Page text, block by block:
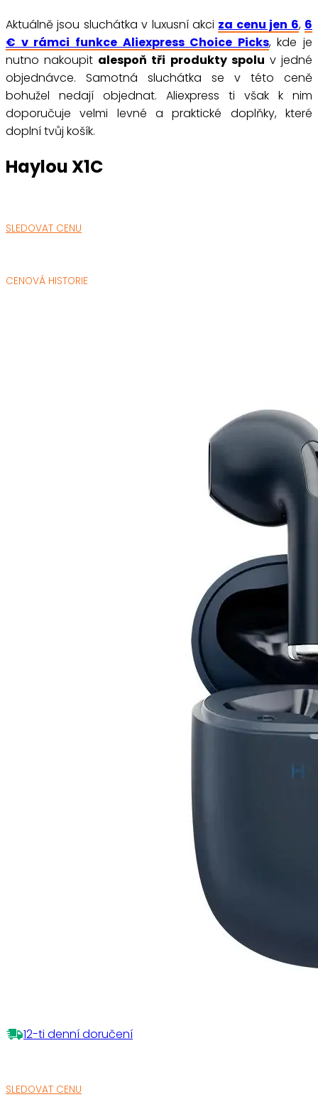
Aktuálně jsou sluchátka v luxusní akci za cenu jen 6, 6
€ v rámci funkce Aliexpress Choice Picks, kde je
nutno nakoupit alespoň tři produkty spolu v jedné
objednávce. Samotná sluchátka se v této ceně
bohužel nedají objednat. Aliexpress ti však k nim
doporučuje velmi levné a praktické doplňky, které
doplní tvůj košík.
Haylou X1C
SLEDOVAT CENU
CENOVÁ HISTORIE
12-ti denní doručení
SLEDOVAT CENU